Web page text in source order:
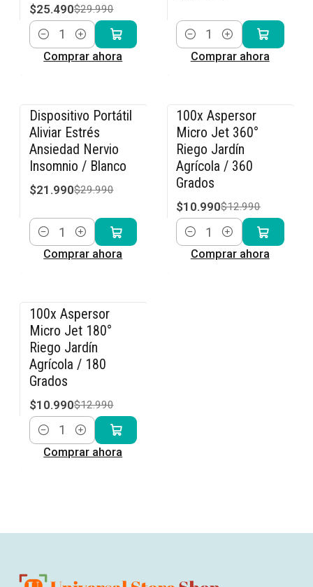
$25.490$29.990
Cantidad
Comprar ahora
Cantidad
Comprar ahora
-27% OFF
Dispositivo Portátil
Aliviar Estrés
Ansiedad Nervio
Insomnio / Blanco
$21.990$29.990
Cantidad
Comprar ahora
-15% OFF
100x Aspersor
Micro Jet 360°
Riego Jardín
Agrícola / 360
Grados
$10.990$12.990
Cantidad
Comprar ahora
-15% OFF
100x Aspersor
Micro Jet 180°
Riego Jardín
Agrícola / 180
Grados
$10.990$12.990
Cantidad
Comprar ahora